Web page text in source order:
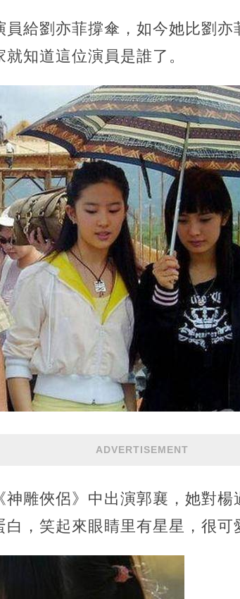
給劉亦菲撐傘，如今她比劉亦
知道這位演員是誰了。
ADVERTISEMENT
雕俠侶》中出演郭襄，她對
，笑起來眼睛里有星星，很可